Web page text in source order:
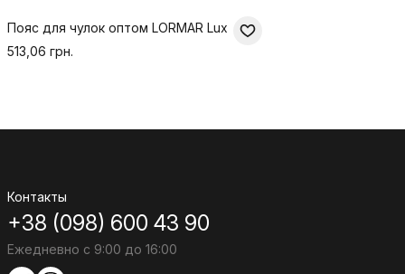
Пояс для чулок оптом LORMAR Lux
513,06 грн.
Контакты
+38 (098) 600 43 90
Ежедневно с 9:00 до 16:00